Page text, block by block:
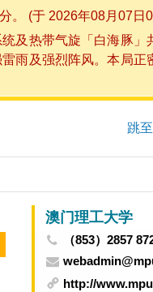
。 (于 2026年08月07日
及热带气旋「白海豚」
雨及强烈阵风。本局正
跳
澳门理工大学
（853）2857
http://